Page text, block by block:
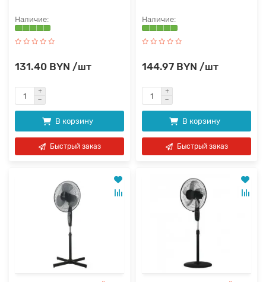
131.40 BYN /шт
В корзину
Быстрый заказ
144.97 BYN /шт
В корзину
Быстрый заказ